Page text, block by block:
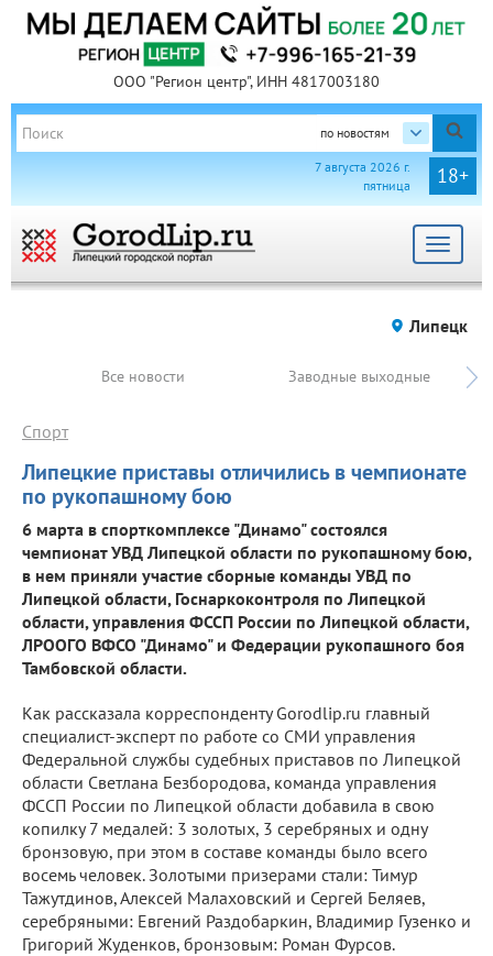
ООО "Регион центр", ИНН 4817003180
по новостям
18+
7 августа 2026 г.
пятница
Toggle
Липецк
Все новости Заводные выходные
Липецкие приставы отличились в чемпионате
по рукопашному бою
Спорт
6 марта в спорткомплексе "Динамо" состоялся
чемпионат УВД Липецкой области по рукопашному бою,
в нем приняли участие сборные команды УВД по
Липецкой области, Госнаркоконтроля по Липецкой
области, управления ФССП России по Липецкой области,
ЛРООГО ВФСО "Динамо" и Федерации рукопашного боя
Тамбовской области.
Как рассказала корреспонденту Gorodlip.ru главный
специалист-эксперт по работе со СМИ управления
Федеральной службы судебных приставов по Липецкой
области Светлана Безбородова, команда управления
ФССП России по Липецкой области добавила в свою
копилку 7 медалей: 3 золотых, 3 серебряных и одну
бронзовую, при этом в составе команды было всего
восемь человек. Золотыми призерами стали: Тимур
Тажутдинов, Алексей Малаховский и Сергей Беляев,
серебряными: Евгений Раздобаркин, Владимир Гузенко и
Григорий Жуденков, бронзовым: Роман Фурсов.